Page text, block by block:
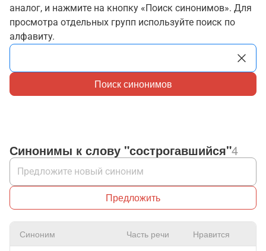
аналог, и нажмите на кнопку «Поиск синонимов». Для
просмотра отдельных групп используйте поиск по
алфавиту.
Поиск синонимов
Синонимы к слову "сострогавшийся"4
Предложить
Синоним Часть речи Нравится